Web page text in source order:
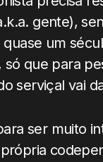
gente),
um
que para
serviçal vai
ser muito